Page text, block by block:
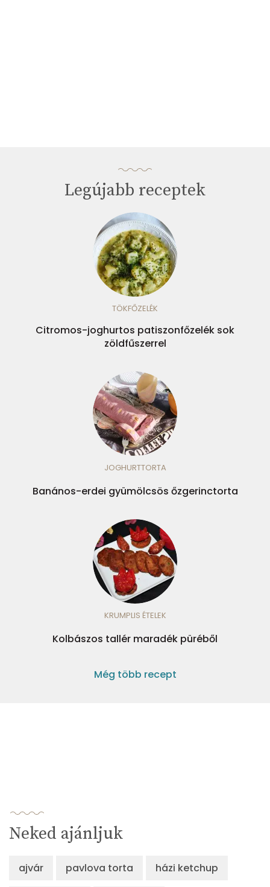
Legújabb receptek
TÖKFŐZELÉK
Citromos-joghurtos patiszonfőzelék sok
zöldfűszerrel
JOGHURTTORTA
Banános-erdei gyümölcsös őzgerinctorta
KRUMPLIS ÉTELEK
Kolbászos tallér maradék püréből
Még több recept
Neked ajánljuk
ajvár pavlova torta házi ketchup